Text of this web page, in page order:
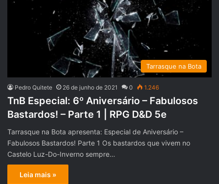
Tarrasque na Bota
Pedro Quitete 26 de junho de 2021 0 1.246
TnB Especial: 6º Aniversário – Fabulosos
Bastardos! – Parte 1 | RPG D&D 5e
Tarrasque na Bota apresenta: Especial de Aniversário –
Fabulosos Bastardos! Parte 1 Os bastardos que vivem no
Castelo Luz-Do-Inverno sempre…
Leia mais »